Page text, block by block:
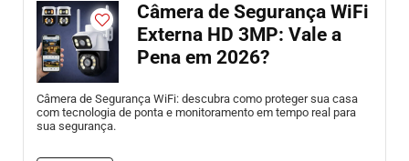
Câmera de Segurança WiFi
Externa HD 3MP: Vale a
Pena em 2026?
Câmera de Segurança WiFi: descubra como proteger sua casa
com tecnologia de ponta e monitoramento em tempo real para
sua segurança.